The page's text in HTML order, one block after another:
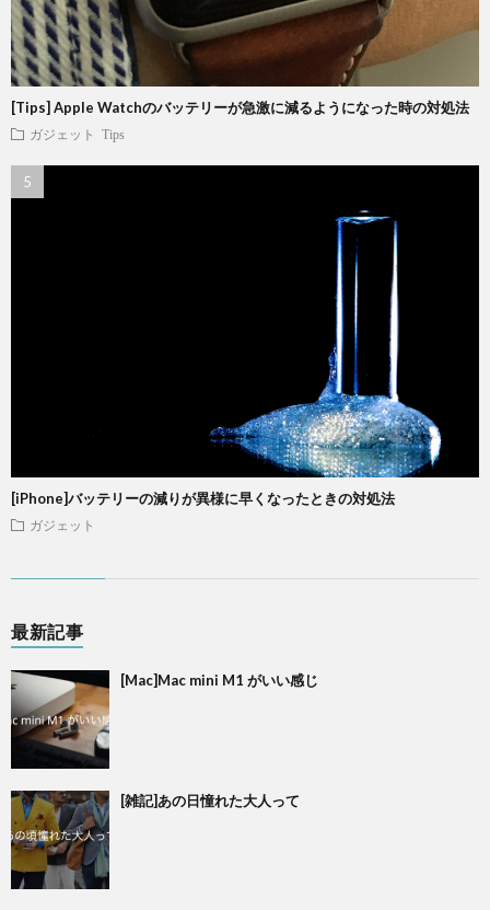
[Tips] Apple Watchのバッテリーが急激に減るようになった時の対処法
ガジェット Tips
[iPhone]バッテリーの減りが異様に早くなったときの対処法
ガジェット
最新記事
[Mac]Mac mini M1 がいい感じ
[雑記]あの日憧れた大人って